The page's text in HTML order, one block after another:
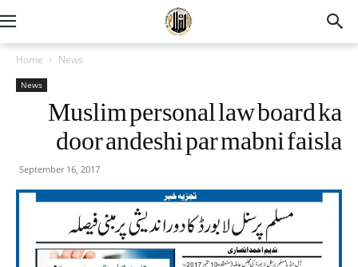
Home News
News
Muslim personal law board ka
door andeshi par mabni faisla
September 16, 2017